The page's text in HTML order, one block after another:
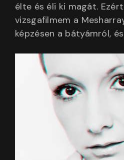
élte és éli ki magát.
vizsgafilmem a
képzésen a bátyámról,